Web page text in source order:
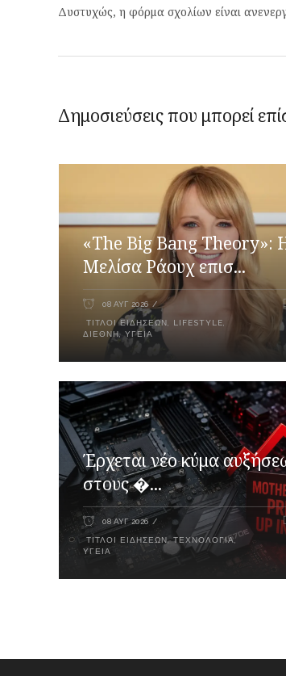
Δυστυχώς, η φόρμα σχολίων είναι
Δημοσιεύσεις που μπορεί
«The Big Bang Theory»:
Μελίσα Ράουχ επισ...
08 ΑΥΓ 2026
ΤΊΤΛΟΙ ΕΙΔΉΣΕΩΝ LIFESTYLE
ΔΙΕΘΝΉ, ΥΓΕΊΑ
Έρχεται νέο κύμα
στους �...
08 ΑΥΓ 2026
ΤΊΤΛΟΙ ΕΙΔΉΣΕΩΝ,ΤΕΧΝΟΛΟΓΊΑ,
ΥΓΕΊΑ